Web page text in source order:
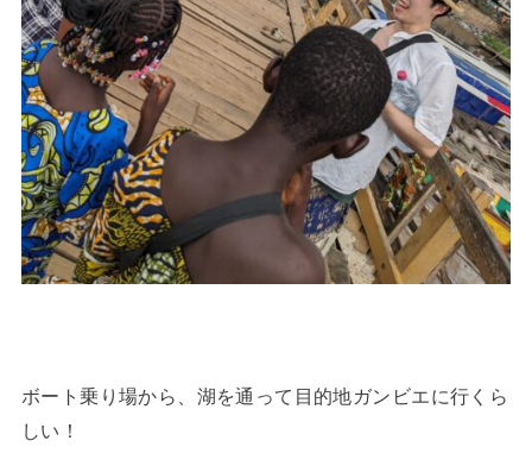
ボート乗り場から、湖を通って目的地ガンビエに行くら
しい！